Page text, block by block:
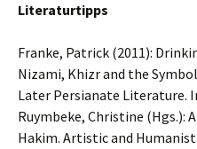
Literaturtipps
Franke, Patrick (2011):
Nizami, Khizr and the
Later Persianate Literature.
Ruymbeke, Christine (Hgs.):
Hakim. Artistic and